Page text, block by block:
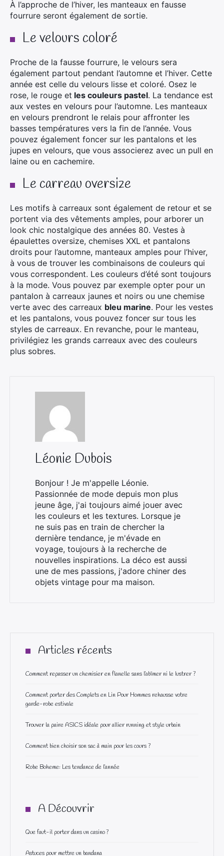
À l’approche de l’hiver, les manteaux en fausse
fourrure seront également de sortie.
Le velours coloré
Proche de la fausse fourrure, le velours sera
également partout pendant l’automne et l’hiver. Cette
année est celle du velours lisse et coloré. Osez le
rose, le rouge et les couleurs pastel. La tendance est
aux vestes en velours pour l’automne. Les manteaux
en velours prendront le relais pour affronter les
basses températures vers la fin de l’année. Vous
pouvez également foncer sur les pantalons et les
jupes en velours, que vous associerez avec un pull en
laine ou en cachemire.
Le carreau oversize
Les motifs à carreaux sont également de retour et se
portent via des vêtements amples, pour arborer un
look chic nostalgique des années 80. Vestes à
épaulettes oversize, chemises XXL et pantalons
droits pour l’automne, manteaux amples pour l’hiver,
à vous de trouver les combinaisons de couleurs qui
vous correspondent. Les couleurs d’été sont toujours
à la mode. Vous pouvez par exemple opter pour un
pantalon à carreaux jaunes et noirs ou une chemise
verte avec des carreaux bleu marine. Pour les vestes
et les pantalons, vous pouvez foncer sur tous les
styles de carreaux. En revanche, pour le manteau,
privilégiez les grands carreaux avec des couleurs
plus sobres.
Léonie Dubois
Bonjour ! Je m'appelle Léonie.
Passionnée de mode depuis mon plus
jeune âge, j'ai toujours aimé jouer avec
les couleurs et les textures. Lorsque je
ne suis pas en train de chercher la
dernière tendance, je m'évade en
voyage, toujours à la recherche de
nouvelles inspirations. La déco est aussi
une de mes passions, j'adore chiner des
objets vintage pour ma maison.
Articles récents
Comment repasser un chemisier en flanelle sans l’abîmer ni le lustrer ?
Comment porter des Complets en Lin Pour Hommes rehausse votre
garde-robe estivale
Trouver la paire ASICS idéale pour allier running et style urbain
Comment bien choisir son sac à main pour les cours ?
Robe Boheme: Les tendance de l’année
A Découvrir
Que faut-il porter dans un casino ?
Astuces pour mettre un bandana